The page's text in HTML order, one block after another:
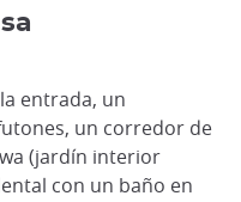
entrada, un
un corredor de
(jardín interior
con un baño en